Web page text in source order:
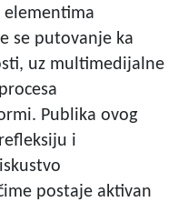
elementima
se putovanje ka
uz multimedijalne
Publika ovog
i
postaje aktivan